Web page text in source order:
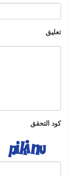
تعليق
كود التحقق